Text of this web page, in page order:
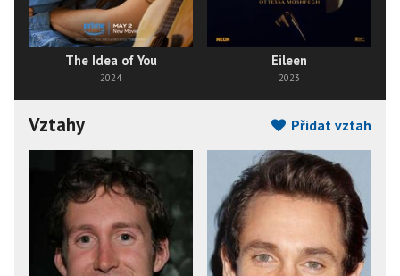
The Idea of You
2024
Eileen
2023
Vztahy Přidat vztah